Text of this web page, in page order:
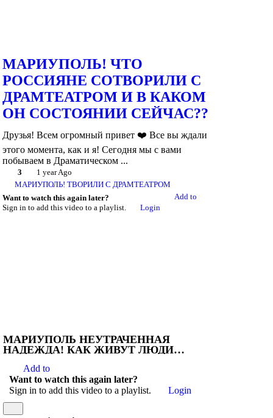
Sign in to add this video to a playlist.
Share
×
Share
МАРИУПОЛЬ! ЧТО
РОССИЯНЕ СОТВОРИЛИ С
ДРАМТЕАТРОМ И В КАКОМ
ОН СОСТОЯНИИ СЕЙЧАС??
Друзья! Всем огромный привет ❤️ Все вы ждали
этого момента, как и я! Сегодня мы с вами
побываем в Драматическом ...
3
1 year Ago
МАРИУПОЛЬ! ТВОРИЛИ С ДРАМТЕАТРОМ
Add to
Want to watch this again later?
Sign in to add this video to a playlist.
Login
МАРИУПОЛЬ НЕУТРАЧЕННАЯ
НАДЕЖДА! КАК ЖИВУТ ЛЮДИ
Add to
Want to watch this again later?
Sign in to add this video to a playlist.
Login